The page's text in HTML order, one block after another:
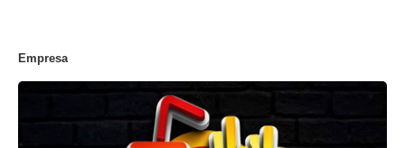
Empresa